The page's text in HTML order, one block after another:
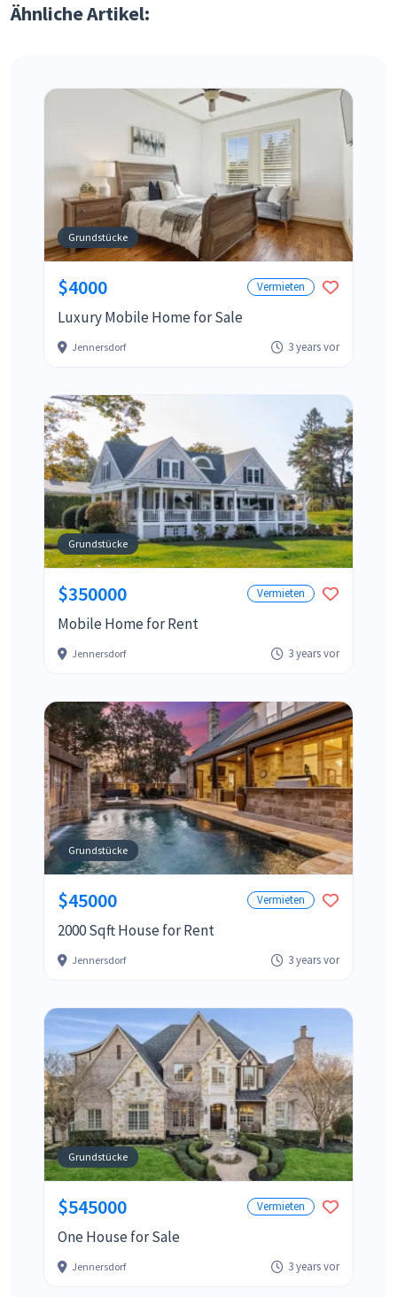
Ähnliche Artikel:
Grundstücke
$4000 Vermieten
Luxury Mobile Home for Sale
Jennersdorf 3 years vor
Grundstücke
$350000 Vermieten
Mobile Home for Rent
Jennersdorf 3 years vor
Grundstücke
$45000 Vermieten
2000 Sqft House for Rent
Jennersdorf 3 years vor
Grundstücke
$545000 Vermieten
One House for Sale
Jennersdorf 3 years vor